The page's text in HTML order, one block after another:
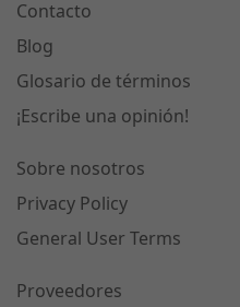
Contacto
Blog
Glosario de términos
¡Escribe una opinión!
Sobre nosotros
Privacy Policy
General User Terms
Proveedores